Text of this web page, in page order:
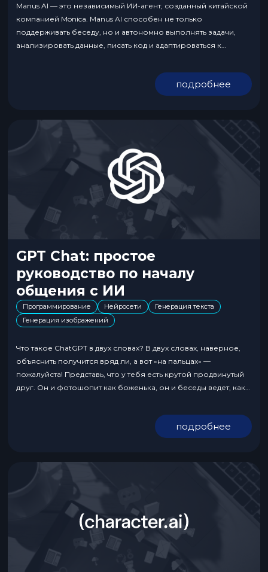
Manus AI — это независимый ИИ-агент, созданный китайской
компанией Monica. Manus AI способен не только
поддерживать беседу, но и автономно выполнять задачи,
анализировать данные, писать код и адаптироваться к
помощником, работающим без постоянного участия
человека. И вот тут начинается самое интересное. Manus не
подробнее
GPT Chat: простое
руководство по началу
общения с ИИ
Программирование Нейросети
Генерация текста
Генерация изображений
Что такое ChatGPT в двух словах? В двух словах, наверное,
объяснить получится вряд ли, а вот «на пальцах» —
пожалуйста! Представь, что у тебя есть крутой продвинутый
друг. Он и фотошопит как боженька, он и беседы ведет, как
арбитража и настройки рекламных кампаний. И как только ты
подробнее